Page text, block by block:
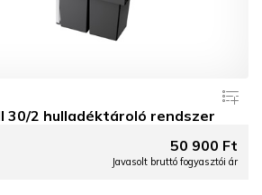
II 30/2 hulladéktároló rendszer
50 900 Ft
Javasolt bruttó fogyasztói ár